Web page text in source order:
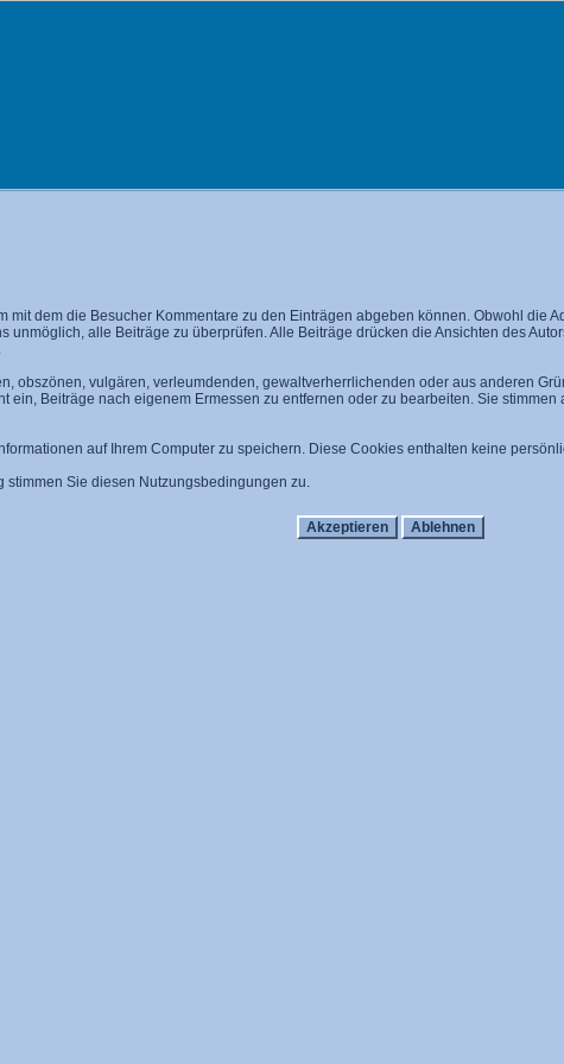
mit dem die Besucher Kommentare zu den Einträgen abgeben können. Obwohl die
unmöglich, alle Beiträge zu überprüfen. Alle Beiträge drücken die Ansichten des
obszönen, vulgären, verleumdenden, gewaltverherrlichenden oder aus anderen
ein, Beiträge nach eigenem Ermessen zu entfernen oder zu bearbeiten. Sie
auf Ihrem Computer zu speichern. Diese Cookies enthalten keine
stimmen Sie diesen Nutzungsbedingungen zu.